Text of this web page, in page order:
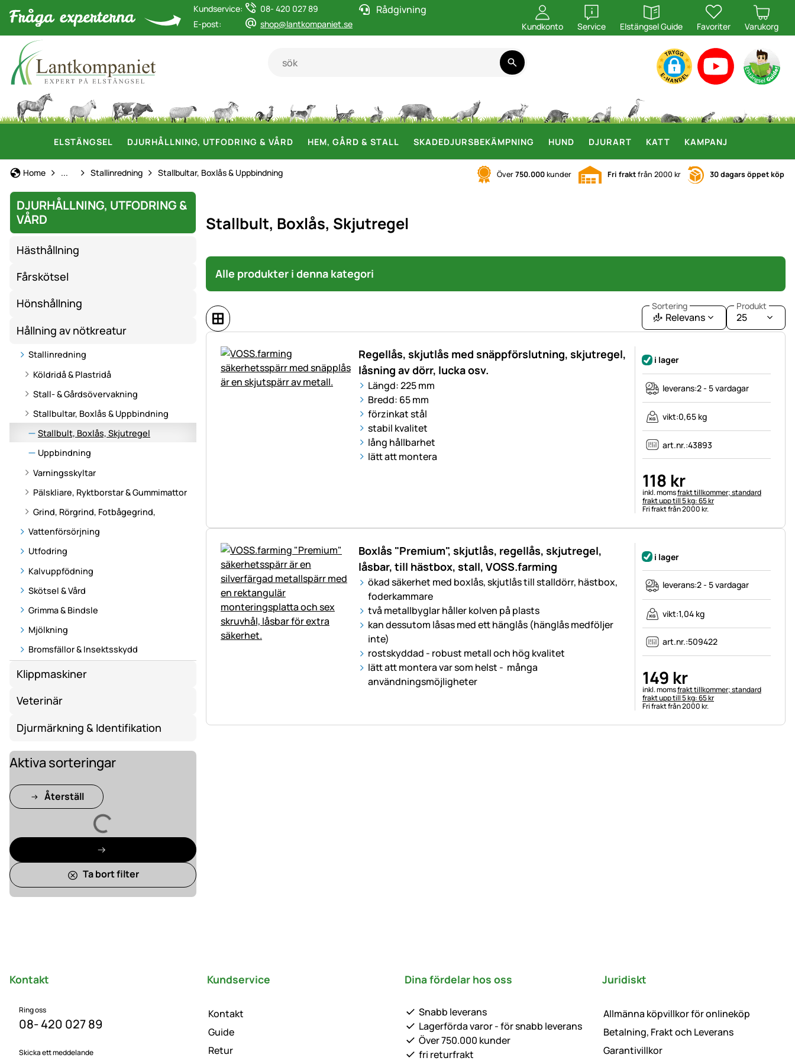
Kundservice:
08- 420 027 89
E-post:
shop@lantkompaniet.se
Rådgivning
Kundkonto Service
öppna
Elstängsel Guide
öppna
Favoriter Varukorg
ELSTÄNGSEL DJURHÅLLNING, UTFODRING & VÅRD HEM, GÅRD & STALL SKADEDJURSBEKÄMPNING HUND DJURART KATT KAMPANJ
Home Hållning av nötkreatur
... Stallinredning Stallbultar, Boxlås & Uppbindning Över750.000kunder Fri fraktfrån 2000 kr 30 dagars öppet köp
DJURHÅLLNING, UTFODRING &
VÅRD
Hästhållning
Fårskötsel
Hönshållning
Hållning av nötkreatur
Stallinredning
Köldridå & Plastridå
Stall- & Gårdsövervakning
Stallbultar, Boxlås & Uppbindning
Stallbult, Boxlås, Skjutregel
Uppbindning
Varningsskyltar
Pälskliare, Ryktborstar & Gummimattor
Grind, Rörgrind, Fotbågegrind,
Vattenförsörjning
Utfodring
Kalvuppfödning
Skötsel & Vård
Grimma & Bindsle
Mjölkning
Bromsfällor & Insektsskydd
Klippmaskiner
Veterinär
Djurmärkning & Identifikation
Laddar
Aktiva sorteringar
Återställ
Ta bort filter
Stallbult, Boxlås, Skjutregel
Alle produkter i denna kategori
Sortering
Relevans
Produkt
25
Regellås, skjutlås med snäppförslutning, skjutregel,
låsning av dörr, lucka osv.
Längd: 225 mm
Bredd: 65 mm
förzinkat stål
stabil kvalitet
lång hållbarhet
lätt att montera
i lager
leverans:2 - 5 vardagar
vikt:0,65 kg
art.nr.:43893
118 kr
Skatteinformation:
inkl. momsfrakt tillkommer; standard
frakt upp till 5 kg: 65 kr
Fri frakt från 2000 kr.
Boxlås "Premium", skjutlås, regellås, skjutregel,
låsbar, till hästbox, stall, VOSS.farming
ökad säkerhet med boxlås, skjutlås till stalldörr, hästbox,
foderkammare
två metallbyglar håller kolven på plasts
kan dessutom låsas med ett hänglås (hänglås medföljer
inte)
rostskyddad - robust metall och hög kvalitet
lätt att montera var som helst - många
användningsmöjligheter
i lager
leverans:2 - 5 vardagar
vikt:1,04 kg
art.nr.:509422
149 kr
Skatteinformation:
inkl. momsfrakt tillkommer; standard
frakt upp till 5 kg: 65 kr
Fri frakt från 2000 kr.
Kontakt
Ring oss
08- 420 027 89
Skicka ett meddelande
Kundservice
Kontakt
Guide
Retur
Dina fördelar hos oss
Snabb leverans
Lagerförda varor - för snabb leverans
Över 750.000 kunder
fri returfrakt
Juridiskt
Allmänna köpvillkor för onlineköp
Betalning, Frakt och Leverans
Garantivillkor